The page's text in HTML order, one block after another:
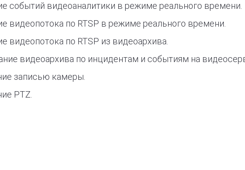
событий видеоаналитики в режиме реального времени.
видеопотока по RTSP в режиме реального времени.
видеопотока по RTSP из видеоархива.
видеоархива по инцидентам и событиям на
записью камеры.
PTZ.